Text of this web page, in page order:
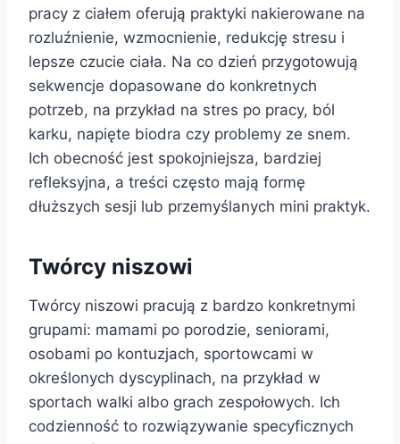
pracy z ciałem oferują praktyki nakierowane na
rozluźnienie, wzmocnienie, redukcję stresu i
lepsze czucie ciała. Na co dzień przygotowują
sekwencje dopasowane do konkretnych
potrzeb, na przykład na stres po pracy, ból
karku, napięte biodra czy problemy ze snem.
Ich obecność jest spokojniejsza, bardziej
refleksyjna, a treści często mają formę
dłuższych sesji lub przemyślanych mini praktyk.
Twórcy niszowi
Twórcy niszowi pracują z bardzo konkretnymi
grupami: mamami po porodzie, seniorami,
osobami po kontuzjach, sportowcami w
określonych dyscyplinach, na przykład w
sportach walki albo grach zespołowych. Ich
codzienność to rozwiązywanie specyficznych